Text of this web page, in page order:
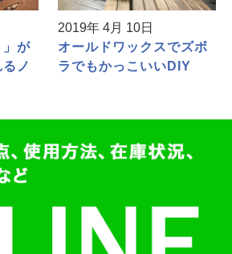
」が
ノ
2019年 4月 10日
オールドワックスでズボ
ラでもかっこいいDIY